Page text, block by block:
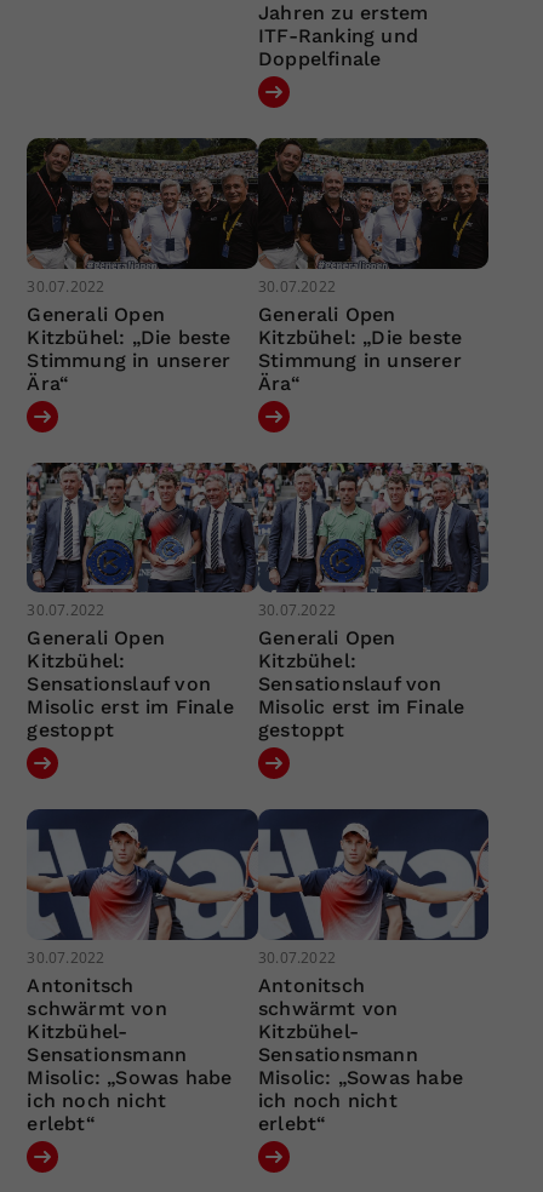
Jahren zu erstem
ITF-Ranking und
Doppelfinale
30.07.2022
Generali Open
Kitzbühel: „Die beste
Stimmung in unserer
Ära“
30.07.2022
Generali Open
Kitzbühel: „Die beste
Stimmung in unserer
Ära“
30.07.2022
Generali Open
Kitzbühel:
Sensationslauf von
Misolic erst im Finale
gestoppt
30.07.2022
Generali Open
Kitzbühel:
Sensationslauf von
Misolic erst im Finale
gestoppt
30.07.2022
Antonitsch
schwärmt von
Kitzbühel-
Sensationsmann
Misolic: „Sowas habe
ich noch nicht
erlebt“
30.07.2022
Antonitsch
schwärmt von
Kitzbühel-
Sensationsmann
Misolic: „Sowas habe
ich noch nicht
erlebt“